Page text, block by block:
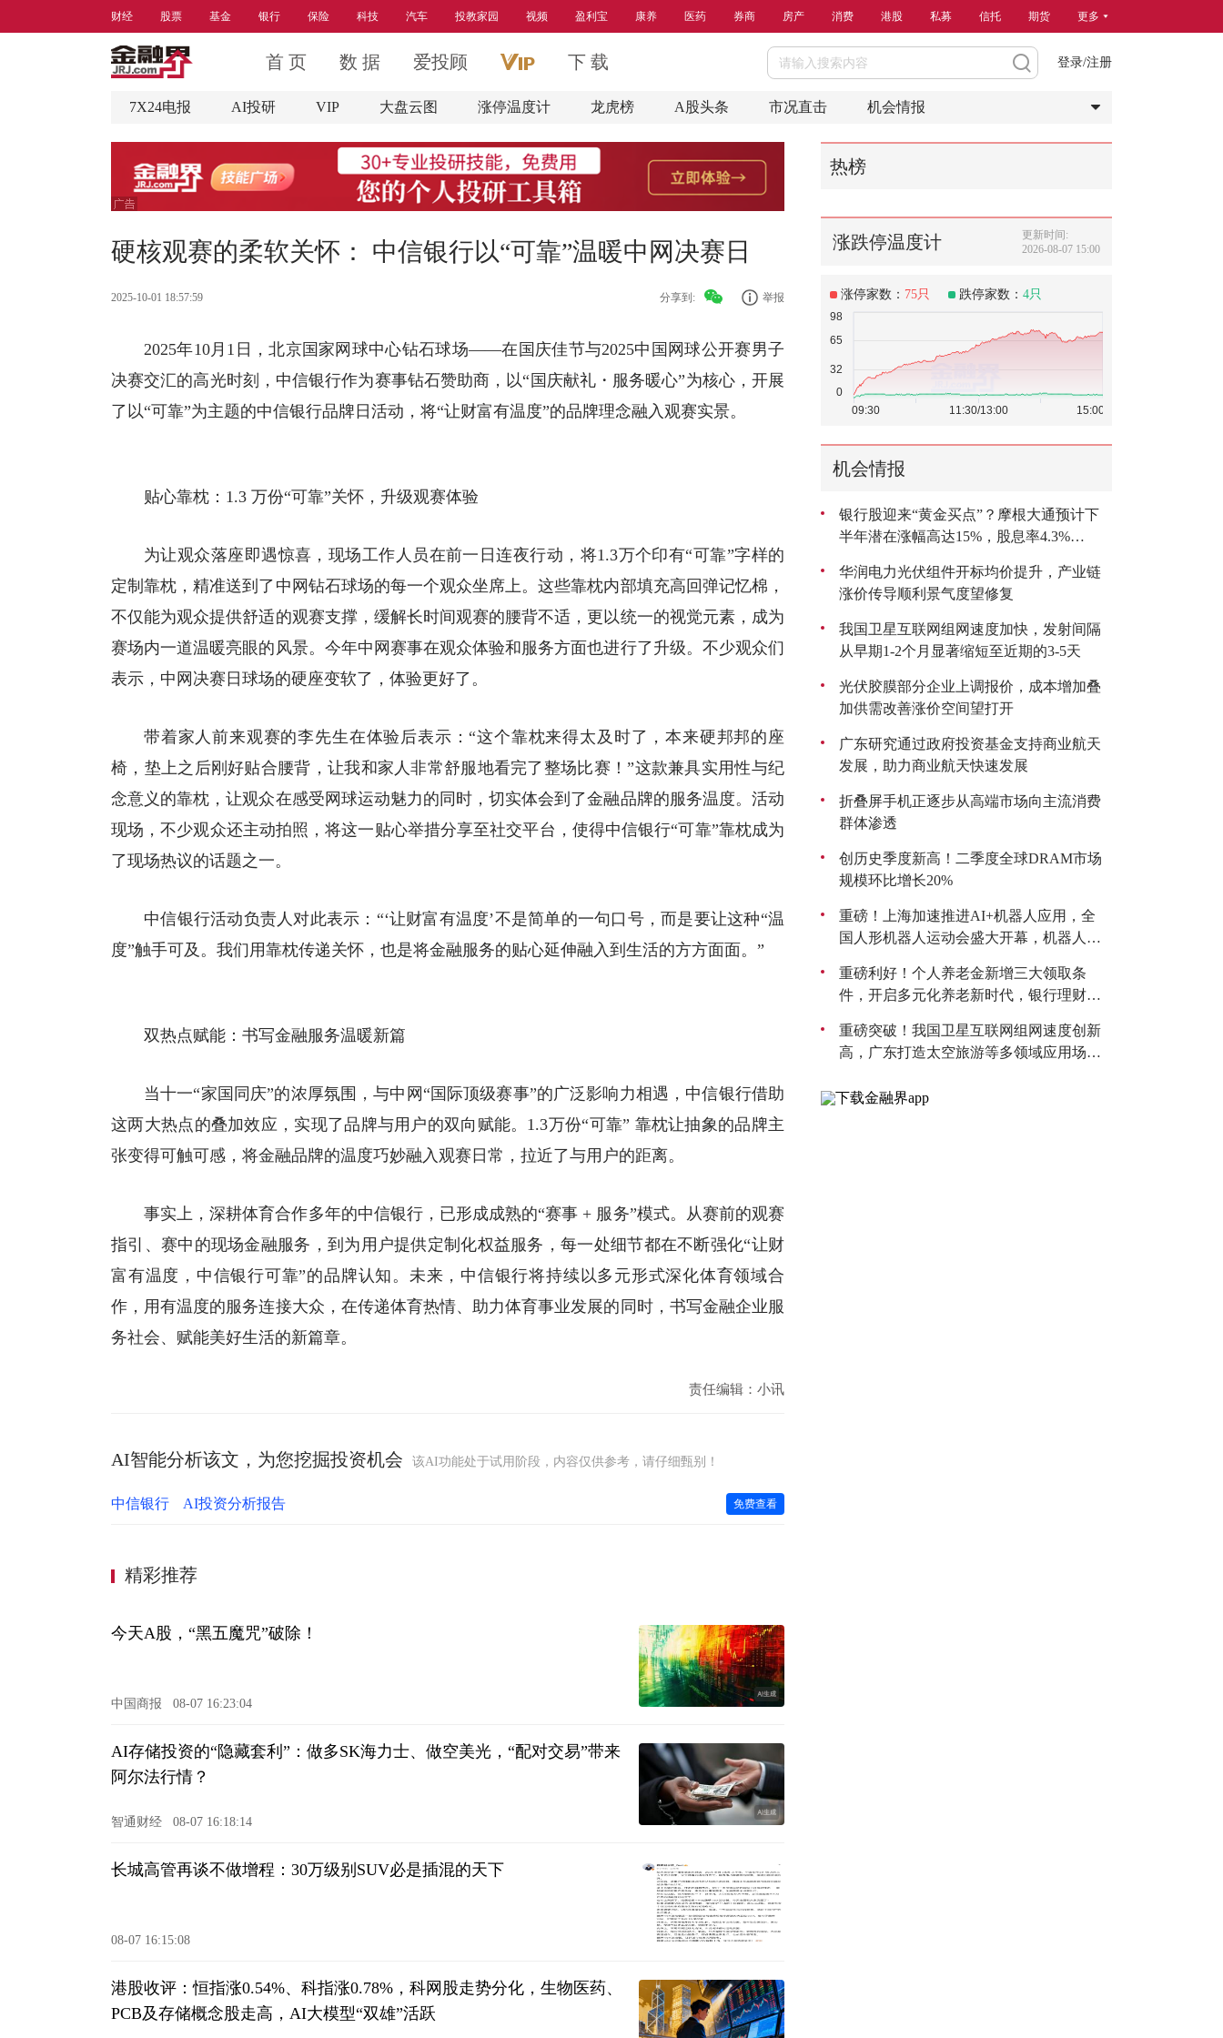
财经 股票 基金 银行 保险 科技 汽车 投教家园 视频 盈利宝 康养 医药 券商 房产 消费 港股 私募 信托 期货 更多
首 页 数 据 爱投顾 下 载 登录/注册
7X24电报 AI投研 VIP 大盘云图 涨停温度计 龙虎榜 A股头条 市况直击 机会情报
硬核观赛的柔软关怀： 中信银行以“可靠”温暖中网决赛日
2025-10-01 18:57:59 分享到: 举报
2025年10月1日，北京国家网球中心钻石球场——在国庆佳节与2025中国网球公开赛男子
决赛交汇的高光时刻， 中信银行作为赛事钻石赞助商，以“国庆献礼・服务暖心”为核心，开展
了以“可靠”为主题的中信银行品牌日活动，将“让财富有温度”的品牌理念融入观赛实景。
贴心靠枕：1.3 万份“可靠”关怀，升级观赛体验
为让观众落座即遇惊喜，现场工作人员在前一日连夜行动，将1.3万个印有“可靠”字样的
定制靠枕，精准送到了中网钻石球场的每一个观众坐席上。这些靠枕内部填充高回弹记忆棉，
不仅能为观众提供舒适的观赛支撑，缓解长时间观赛的腰背不适，更以统一的视觉元素，成为
赛场内一道温暖亮眼的风景。今年中网赛事在观众体验和服务方面也进行了升级。不少观众们
表示，中网决赛日球场的硬座变软了，体验更好了。
带着家人前来观赛的李先生在体验后表示：“这个靠枕来得太及时了，本来硬邦邦的座
椅，垫上之后刚好贴合腰背，让我和家人非常舒服地看完了整场比赛！”这款兼具实用性与纪
念意义的靠枕，让观众在感受网球运动魅力的同时，切实体会到了金融品牌的服务温度。活动
现场，不少观众还主动拍照，将这一贴心举措分享至社交平台，使得中信银行“可靠”靠枕成为
了现场热议的话题之一。
中信银行活动负责人对此表示：“‘让财富有温度’不是简单的一句口号，而是要让这种“温
度”触手可及。我们用靠枕传递关怀，也是将金融服务的贴心延伸融入到生活的方方面面。”
双热点赋能：书写金融服务温暖新篇
当十一“家国同庆”的浓厚氛围，与中网“国际顶级赛事”的广泛影响力相遇，中信银行借助
这两大热点的叠加效应，实现了品牌与用户的双向赋能。1.3万份“可靠” 靠枕让抽象的品牌主
张变得可触可感，将金融品牌的温度巧妙融入观赛日常，拉近了与用户的距离。
事实上，深耕体育合作多年的中信银行，已形成成熟的“赛事 + 服务”模式。从赛前的观赛
指引、赛中的现场金融服务，到为用户提供定制化权益服务，每一处细节都在不断强化“让财
富有温度，中信银行可靠”的品牌认知。未来，中信银行将持续以多元形式深化体育领域合
作，用有温度的服务连接大众，在传递体育热情、助力体育事业发展的同时，书写金融企业服
务社会、赋能美好生活的新篇章。
责任编辑：小讯
AI智能分析该文，为您挖掘投资机会 该AI功能处于试用阶段，内容仅供参考，请仔细甄别！
中信银行 AI投资分析报告 免费查看
精彩推荐
今天A股，“黑五魔咒”破除！
中国商报 08-07 16:23:04
AI存储投资的“隐藏套利”：做多SK海力士、做空美光，“配对交易”带来
阿尔法行情？
智通财经 08-07 16:18:14
长城高管再谈不做增程：30万级别SUV必是插混的天下
08-07 16:15:08
港股收评：恒指涨0.54%、科指涨0.78%，科网股走势分化，生物医药、
PCB及存储概念股走高，AI大模型“双雄”活跃
热榜
涨跌停温度计
更新时间:
2026-08-07 15:00
涨停家数： 75只 跌停家数： 4只
机会情报
银行股迎来“黄金买点”？摩根大通预计下
半年潜在涨幅高达15%，股息率4.3%
华润电力光伏组件开标均价提升，产业链
涨价传导顺利景气度望修复
我国卫星互联网组网速度加快，发射间隔
从早期1-2个月显著缩短至近期的3-5天
光伏胶膜部分企业上调报价，成本增加叠
加供需改善涨价空间望打开
广东研究通过政府投资基金支持商业航天
发展，助力商业航天快速发展
折叠屏手机正逐步从高端市场向主流消费
群体渗透
创历史季度新高！二季度全球DRAM市场
规模环比增长20%
重磅！上海加速推进AI+机器人应用，全
国人形机器人运动会盛大开幕，机器人板
重磅利好！个人养老金新增三大领取条
件，开启多元化养老新时代，银行理财产
重磅突破！我国卫星互联网组网速度创新
高，广东打造太空旅游等多领域应用场